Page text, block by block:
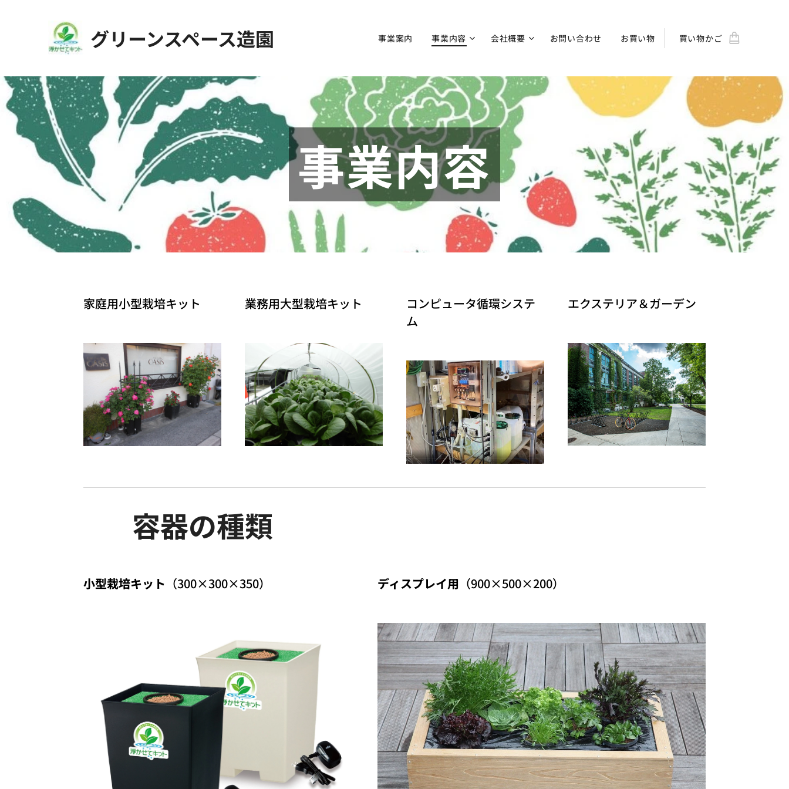
グリーンスペース造園 事業案内 事業内容 会社概要 お問い合わせ お買い物 買い物かご
事業内容
家庭用小型栽培キット 業務用大型栽培キット
コンピュータ循環システ
ム
エクステリア＆ガーデン
容器の種類
小型栽培キット （300×300×350） ディスプレイ用 （900×500×200）